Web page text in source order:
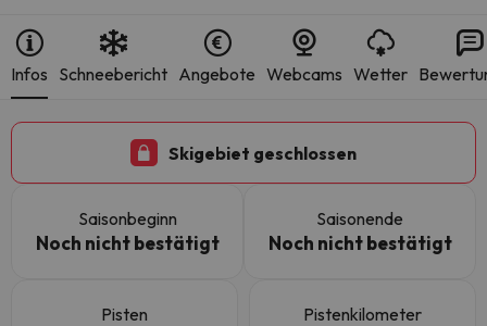
Infos Schneebericht Angebote Webcams Wetter
Skigebiet geschlossen
Saisonbeginn
Noch nicht bestätigt
Saisonende
Noch nicht bestätigt
Pisten Pistenkilometer